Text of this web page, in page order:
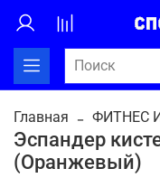
Главная ФИТНЕС
Эспандер
(Оранжевый)